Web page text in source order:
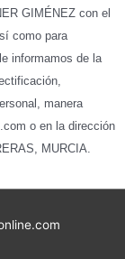
GIMÉNEZ con el
como para
informamos de la
manera
o en la dirección
MURCIA.